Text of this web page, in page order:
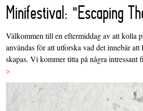
Minifestival: "Escaping
Välkommen till en eftermiddag av att kolla
användas för att utforska vad det innebär
skapas. Vi kommer titta på några
>